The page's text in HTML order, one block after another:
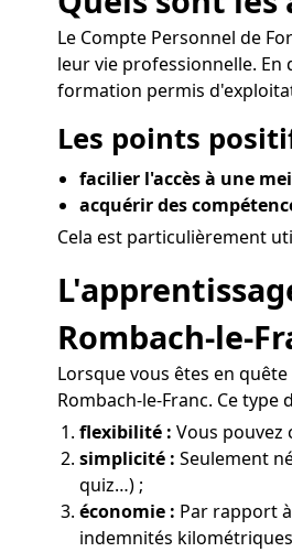
Le Compte Personnel de
leur vie professionnelle.
formation permis
Les points
facilier l'accès à une
acquérir des
Cela est particulièrement
Rombach-le-
Lorsque vous êtes en
Rombach-le-Franc. Ce
flexibilité : Vous pouvez
simplicité : Seulement
quiz…) ;
économie : Par rapport
indemnités